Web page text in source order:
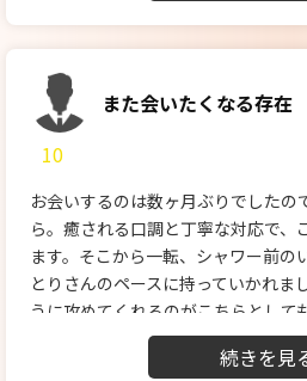
【プレイ内容】
受けだなって自覚がある方は多分沼
た。詳しくは書けないが受け側の男
やってくれました。
【スタッフの対応】
不明点もしっかりと教えていただけ
また会いたくなる存在
10
お会いするのは数ヶ月ぶりでしたの
ら。癒される口調と丁寧な対応で、
ます。そこから一転、シャワー前の
とりさんのペースに持っていかれま
うに攻めてくれるのがこちらとして
丁寧かつ濃密で、幸せ気分は止まり
ベッドに戻り、うつ伏せ→四つん這